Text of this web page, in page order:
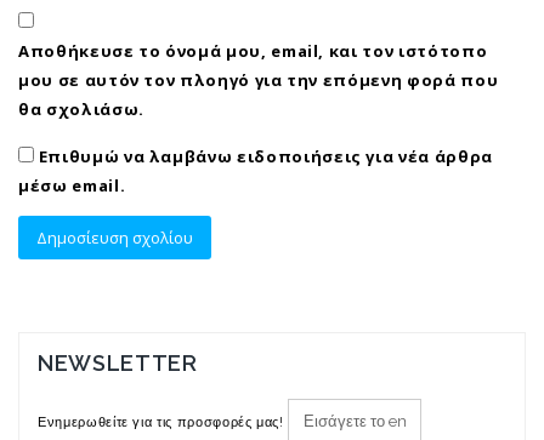
Αποθήκευσε το όνομά μου, email, και τον ιστότοπο
μου σε αυτόν τον πλοηγό για την επόμενη φορά που
θα σχολιάσω.
Επιθυμώ να λαμβάνω ειδοποιήσεις για νέα άρθρα
μέσω email.
NEWSLETTER
Ενημερωθείτε για τις προσφορές μας!